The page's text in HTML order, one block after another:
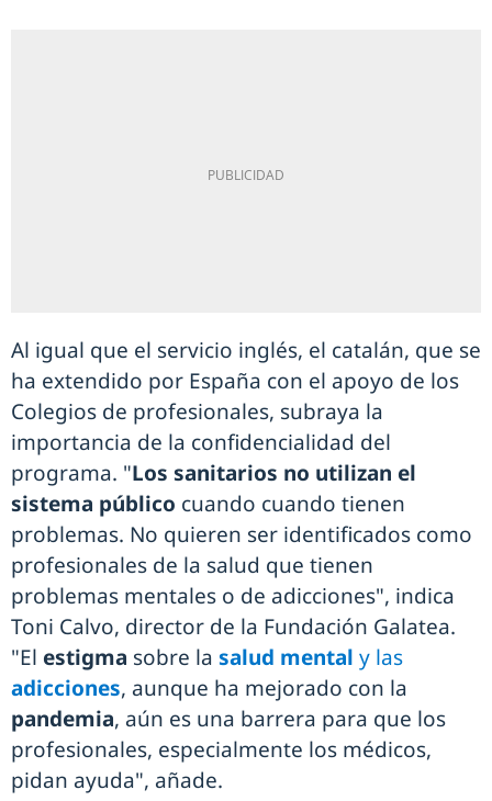
Al igual que el servicio inglés, el catalán, que se
ha extendido por España con el apoyo de los
Colegios de profesionales, subraya la
importancia de la confidencialidad del
programa. "Los sanitarios no utilizan el
sistema público cuando cuando tienen
problemas. No quieren ser identificados como
profesionales de la salud que tienen
problemas mentales o de adicciones", indica
Toni Calvo, director de la Fundación Galatea.
"El estigma sobre la salud mental y las
adicciones, aunque ha mejorado con la
pandemia, aún es una barrera para que los
profesionales, especialmente los médicos,
pidan ayuda", añade.